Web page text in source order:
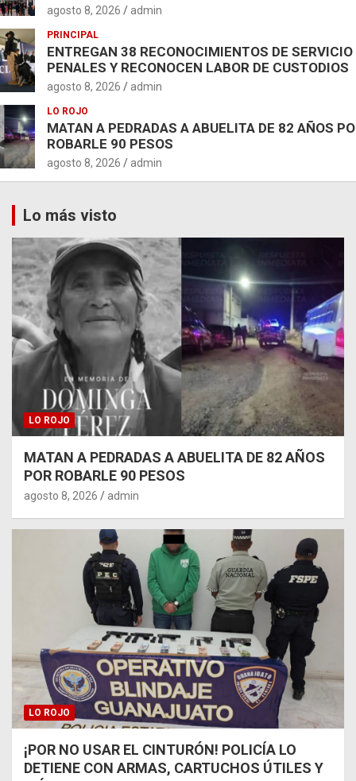
agosto 8, 2026 admin
PRINCIPAL
ENTREGAN 38 RECONOCIMIENTOS DE SERVICIO
PENALES Y RECONOCEN LABOR DE CUSTODIOS
agosto 8, 2026 admin
LO ROJO
MATAN A PEDRADAS A ABUELITA DE 82 AÑOS
ROBARLE 90 PESOS
agosto 8, 2026 admin
Lo más visto
LO ROJO
MATAN A PEDRADAS A ABUELITA DE 82 AÑOS
POR ROBARLE 90 PESOS
agosto 8, 2026 admin
LO ROJO
¡POR NO USAR EL CINTURÓN! POLICÍA LO
DETIENE CON ARMAS, CARTUCHOS ÚTILES Y